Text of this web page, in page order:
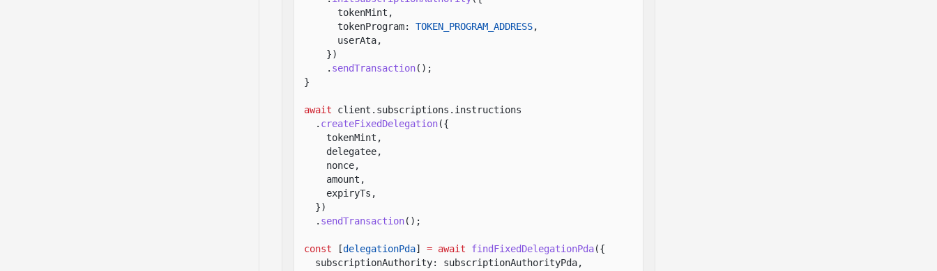
tokenMint,
tokenProgram:
TOKEN_PROGRAM_ADDRESS,
userAta,
})
. sendTransaction();
}
await
client.subscriptions.instructions
. createFixedDelegation({
tokenMint,
delegatee,
nonce,
amount,
expiryTs,
})
. sendTransaction();
const [delegationPda] = await findFixedDelegationPda({
subscriptionAuthority: subscriptionAuthorityPda,